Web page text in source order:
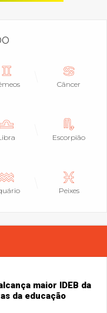
Câncer
Escorpião
Peixes
maior IDEB da
da educação